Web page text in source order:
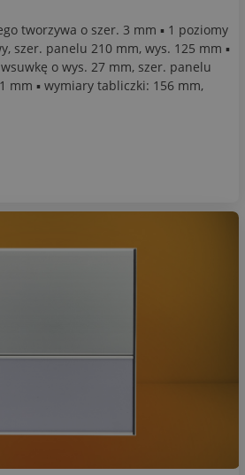
tworzywa o szer. 3 mm ▪ 1 poziomy
szer. panelu 210 mm, wys. 125 mm ▪
o wys. 27 mm, szer. panelu
mm ▪ wymiary tabliczki: 156 mm,